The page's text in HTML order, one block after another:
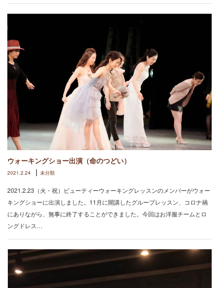
ウォーキングショー出演（命のつどい）
2021.2.24 未分類
2021.2.23（火・祝）ビューティーウォーキングレッスンのメンバーがウォー
キングショーに出演しました。11月に開講したグループレッスン、コロナ禍
にありながら、無事に終了することができました。今回はお洋服チームとロ
ングドレス…